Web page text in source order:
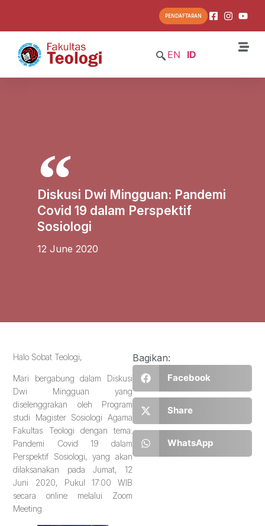
PENDAFTARAN
EN ID
Diskusi Dwi Mingguan: Pandemi
Covid 19 dalam Perspektif
Sosiologi
12 June 2020
Halo Sobat Teologi,
Mari bergabung dalam Diskusi
Dwi Mingguan yang
diselenggrakan oleh Program
studi Magister Sosiologi Agama
Fakultas Teologi dengan tema:
Pandemi Covid 19 dalam
Perspektif Sosiologi, yang akan
dilaksanakan pada Jumat, 12
Juni 2020, Pukul 17:00 WIB
secara online melalui Zoom
Meeting.
Bagikan:
Facebook
Share
WhatsApp